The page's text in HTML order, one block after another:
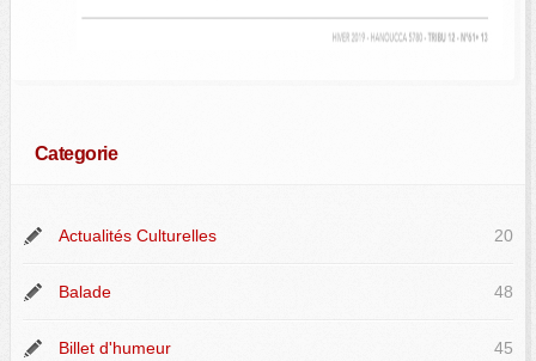
Categorie
Actualités Culturelles 20
Balade 48
Billet d'humeur 45